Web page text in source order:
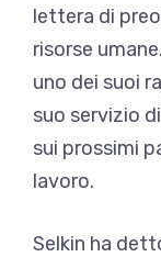
lettera di
risorse
uno dei suoi
suo servizio
sui prossimi
lavoro.
Selkin ha